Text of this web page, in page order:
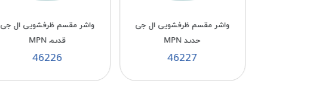
واشر مقسم ظرفشویی ال جی
جدید MPN
46227
واشر مقسم ظرفشویی ال جی
قدیم MPN
46226